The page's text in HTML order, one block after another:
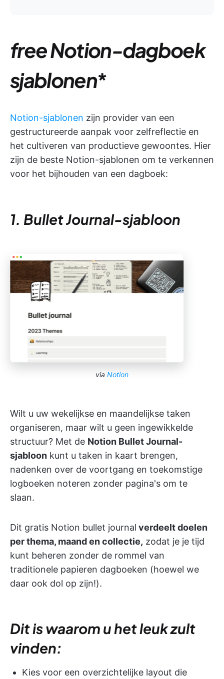
free Notion-dagboek
sjablonen*
Notion-sjablonen zijn provider van een
gestructureerde aanpak voor zelfreflectie en
het cultiveren van productieve gewoontes. Hier
zijn de beste Notion-sjablonen om te verkennen
voor het bijhouden van een dagboek:
1. Bullet Journal-sjabloon
via Notion
Wilt u uw wekelijkse en maandelijkse taken
organiseren, maar wilt u geen ingewikkelde
structuur? Met de Notion Bullet Journal-
sjabloon kunt u taken in kaart brengen,
nadenken over de voortgang en toekomstige
logboeken noteren zonder pagina's om te
slaan.
Dit gratis Notion bullet journal verdeelt doelen
per thema, maand en collectie, zodat je je tijd
kunt beheren zonder de rommel van
traditionele papieren dagboeken (hoewel we
daar ook dol op zijn!).
Dit is waarom u het leuk zult
vinden:
Kies voor een overzichtelijke layout die